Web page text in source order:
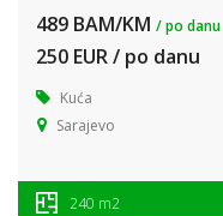
489 BAM/KM / po danu
250 EUR / po danu
Kuća
Sarajevo
240 m2